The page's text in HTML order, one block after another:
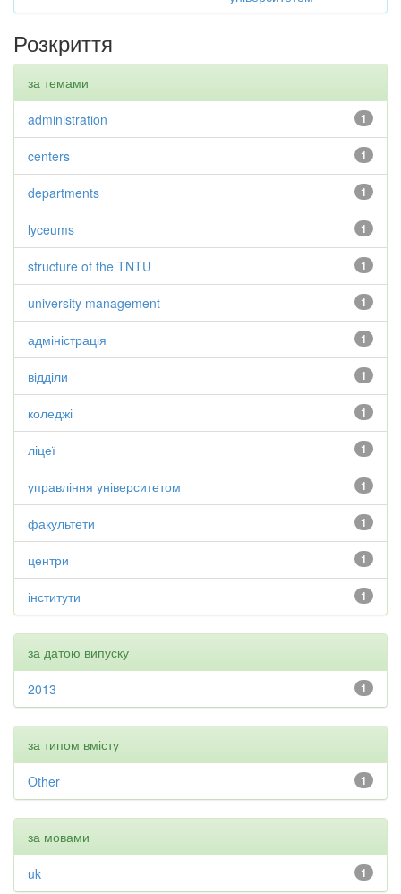
Розкриття
за темами
1
administration
1
centers
1
departments
1
lyceums
1
structure of the TNTU
1
university management
1
адміністрація
1
відділи
1
коледжі
1
ліцеї
1
управління університетом
1
факультети
1
центри
1
інститути
за датою випуску
1
2013
за типом вмісту
1
Other
за мовами
1
uk